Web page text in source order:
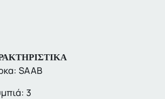
SAAB
3